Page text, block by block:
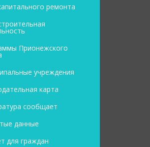
ремонта
Прионежского
учреждения
карта
сообщает
данные
для граждан